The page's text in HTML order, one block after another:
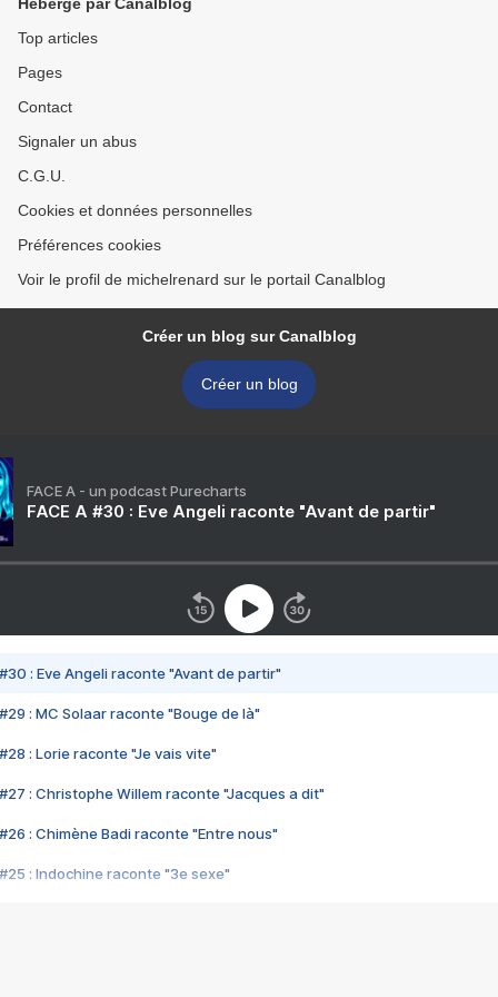
Top articles
Pages
Contact
Signaler un abus
C.G.U.
Cookies et données personnelles
Préférences cookies
Voir le profil de michelrenard sur le portail Canalblog
Créer un blog sur Canalblog
Créer un blog
FACE A - un podcast Purecharts
FACE A #30 : Eve Angeli raconte "Avant de partir"
#30 : Eve Angeli raconte "Avant de partir"
#29 : MC Solaar raconte "Bouge de là"
#28 : Lorie raconte "Je vais vite"
#27 : Christophe Willem raconte "Jacques a dit"
#26 : Chimène Badi raconte "Entre nous"
#25 : Indochine raconte "3e sexe"